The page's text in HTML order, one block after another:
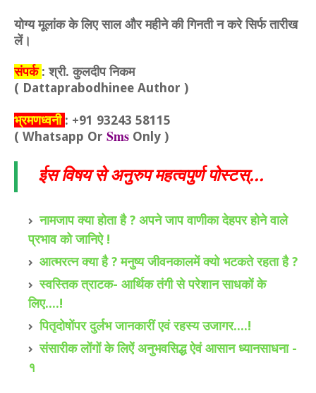
योग्य मूलांक के लिए साल और महीने की गिनती न करे सिर्फ तारीख
लें।
संपर्क: श्री. कुलदीप निकम
( Dattaprabodhinee Author )
भ्रमणध्वनी : +91 93243 58115
( Whatsapp Or Sms Only )
ईस विषय से अनुरुप महत्वपुर्ण पोस्टस्...
नामजाप क्या होता है ? अपने जाप वाणीका देहपर होने वाले
प्रभाव को जानिऐ !
आत्मरत्न क्या है ? मनुष्य जीवनकालमें क्यो भटकते रहता है ?
स्वस्तिक त्राटक- आर्थिक तंगी से परेशान साधकों के
लिए....!
पितृदोषोंपर दुर्लभ जानकारीं एवं रहस्य उजागर....!
संसारीक लोंगों के लिऐं अनुभवसिद्ध ऐवं आसान ध्यानसाधना -
१